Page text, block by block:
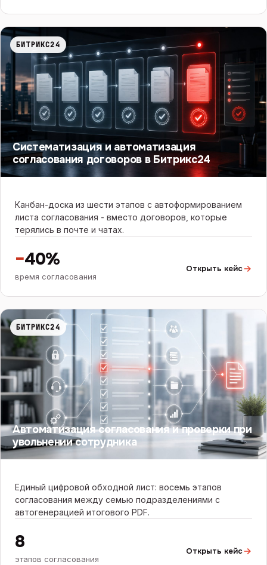
БИТРИКС24
Систематизация и автоматизация
согласования договоров в Битрикс24
Канбан-доска из шести этапов с автоформированием
листа согласования - вместо договоров, которые
терялись в почте и чатах.
−40%
время согласования
Открыть кейс
БИТРИКС24
Автоматизация согласования и проверки при
увольнении сотрудника
Единый цифровой обходной лист: восемь этапов
согласования между семью подразделениями с
автогенерацией итогового PDF.
8
этапов согласования
Открыть кейс